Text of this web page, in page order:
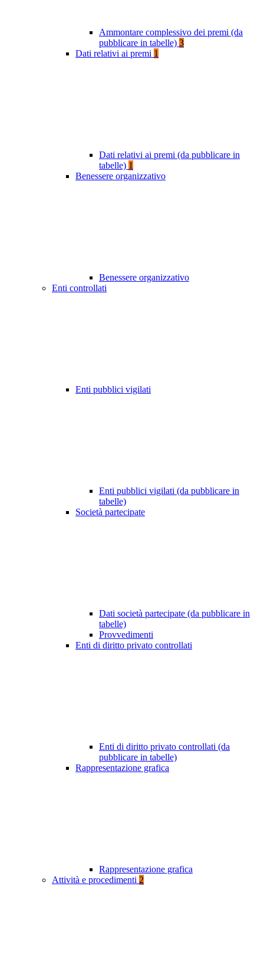
Ammontare complessivo dei premi (da
pubblicare in tabelle) 3
Dati relativi ai premi 1
Dati relativi ai premi (da pubblicare in
tabelle) 1
Benessere organizzativo
Benessere organizzativo
Enti controllati
Enti pubblici vigilati
Enti pubblici vigilati (da pubblicare in
tabelle)
Società partecipate
Dati società partecipate (da pubblicare in
tabelle)
Provvedimenti
Enti di diritto privato controllati
Enti di diritto privato controllati (da
pubblicare in tabelle)
Rappresentazione grafica
Rappresentazione grafica
Attività e procedimenti 2